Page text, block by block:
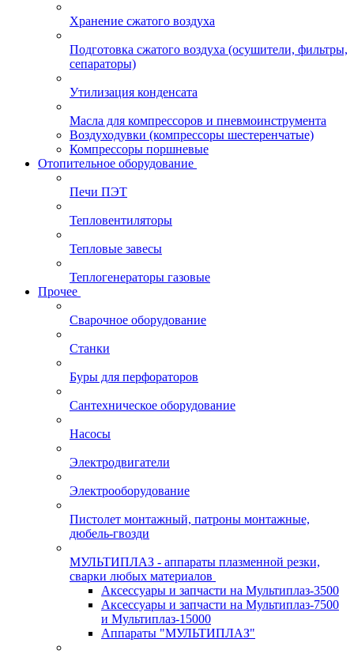
Хранение сжатого воздуха
Подготовка сжатого воздуха (осушители, фильтры,
сепараторы)
Утилизация конденсата
Масла для компрессоров и пневмоинструмента
Воздуходувки (компрессоры шестеренчатые)
Компрессоры поршневые
Отопительное оборудование
Печи ПЭТ
Тепловентиляторы
Тепловые завесы
Теплогенераторы газовые
Прочее
Сварочное оборудование
Станки
Буры для перфораторов
Сантехническое оборудование
Насосы
Электродвигатели
Электрооборудование
Пистолет монтажный, патроны монтажные,
дюбель-гвозди
МУЛЬТИПЛАЗ - аппараты плазменной резки,
сварки любых материалов
Аксессуары и запчасти на Мультиплаз-3500
Аксессуары и запчасти на Мультиплаз-7500
и Мультиплаз-15000
Аппараты "МУЛЬТИПЛАЗ"